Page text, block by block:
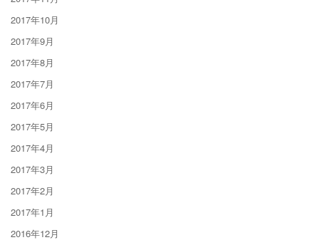
2017年10月
2017年9月
2017年8月
2017年7月
2017年6月
2017年5月
2017年4月
2017年3月
2017年2月
2017年1月
2016年12月